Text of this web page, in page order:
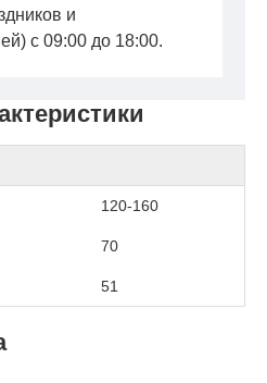
120-160
70
51
и
с 09:00 до 18:00.